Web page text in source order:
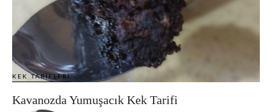
KEK TARIFLERI
Kavanozda Yumuşacık Kek Tarifi